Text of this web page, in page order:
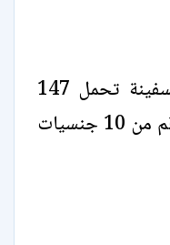
ركاب السفينة: كانت السفينة تحمل 147
شخصًا من ركاب وأفراد طاقم من 10 جنسيات